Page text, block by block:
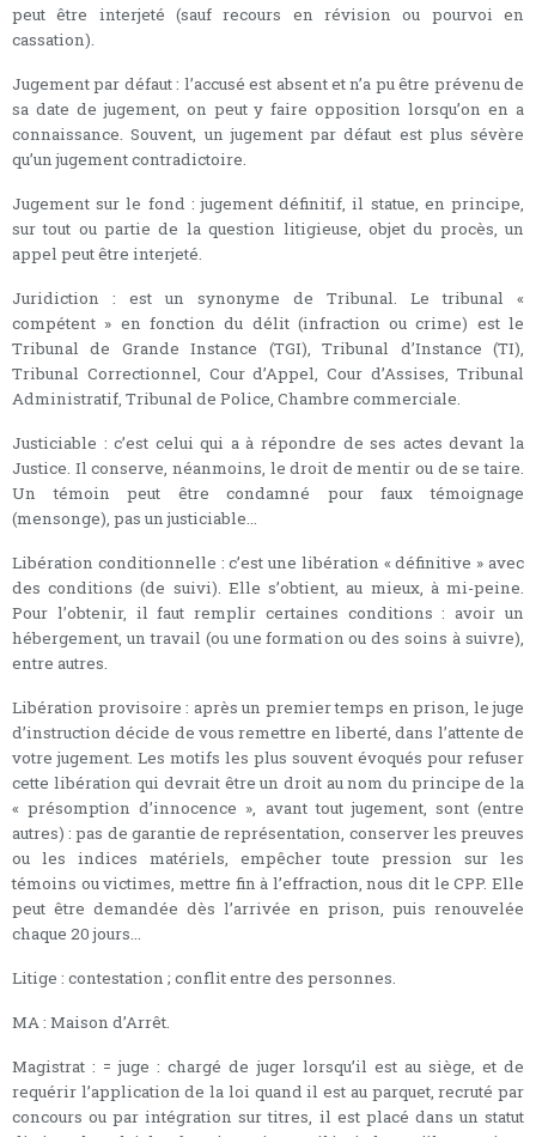
peut être interjeté (sauf recours en révision ou pourvoi en
cassation).
Jugement par défaut : l’accusé est absent et n’a pu être prévenu de
sa date de jugement, on peut y faire opposition lorsqu’on en a
connaissance. Souvent, un jugement par défaut est plus sévère
qu’un jugement contradictoire.
Jugement sur le fond : jugement définitif, il statue, en principe,
sur tout ou partie de la question litigieuse, objet du procès, un
appel peut être interjeté.
Juridiction : est un synonyme de Tribunal. Le tribunal «
compétent » en fonction du délit (infraction ou crime) est le
Tribunal de Grande Instance (TGI), Tribunal d’Instance (TI),
Tribunal Correctionnel, Cour d’Appel, Cour d’Assises, Tribunal
Administratif, Tribunal de Police, Chambre commerciale.
Justiciable : c’est celui qui a à répondre de ses actes devant la
Justice. Il conserve, néanmoins, le droit de mentir ou de se taire.
Un témoin peut être condamné pour faux témoignage
(mensonge), pas un justiciable...
Libération conditionnelle : c’est une libération « définitive » avec
des conditions (de suivi). Elle s’obtient, au mieux, à mi-peine.
Pour l’obtenir, il faut remplir certaines conditions : avoir un
hébergement, un travail (ou une formation ou des soins à suivre),
entre autres.
Libération provisoire : après un premier temps en prison, le juge
d’instruction décide de vous remettre en liberté, dans l’attente de
votre jugement. Les motifs les plus souvent évoqués pour refuser
cette libération qui devrait être un droit au nom du principe de la
« présomption d’innocence », avant tout jugement, sont (entre
autres) : pas de garantie de représentation, conserver les preuves
ou les indices matériels, empêcher toute pression sur les
témoins ou victimes, mettre fin à l’effraction, nous dit le CPP. Elle
peut être demandée dès l’arrivée en prison, puis renouvelée
chaque 20 jours...
Litige : contestation ; conflit entre des personnes.
MA : Maison d’Arrêt.
Magistrat : = juge : chargé de juger lorsqu’il est au siège, et de
requérir l’application de la loi quand il est au parquet, recruté par
concours ou par intégration sur titres, il est placé dans un statut